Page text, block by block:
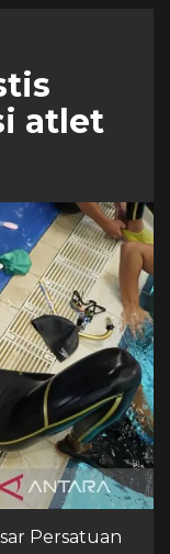
atlet
Persatuan